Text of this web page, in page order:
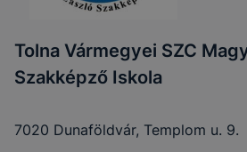
Tolna Vármegyei SZC
Szakképző Iskola
7020 Dunaföldvár, Templom u. 9.